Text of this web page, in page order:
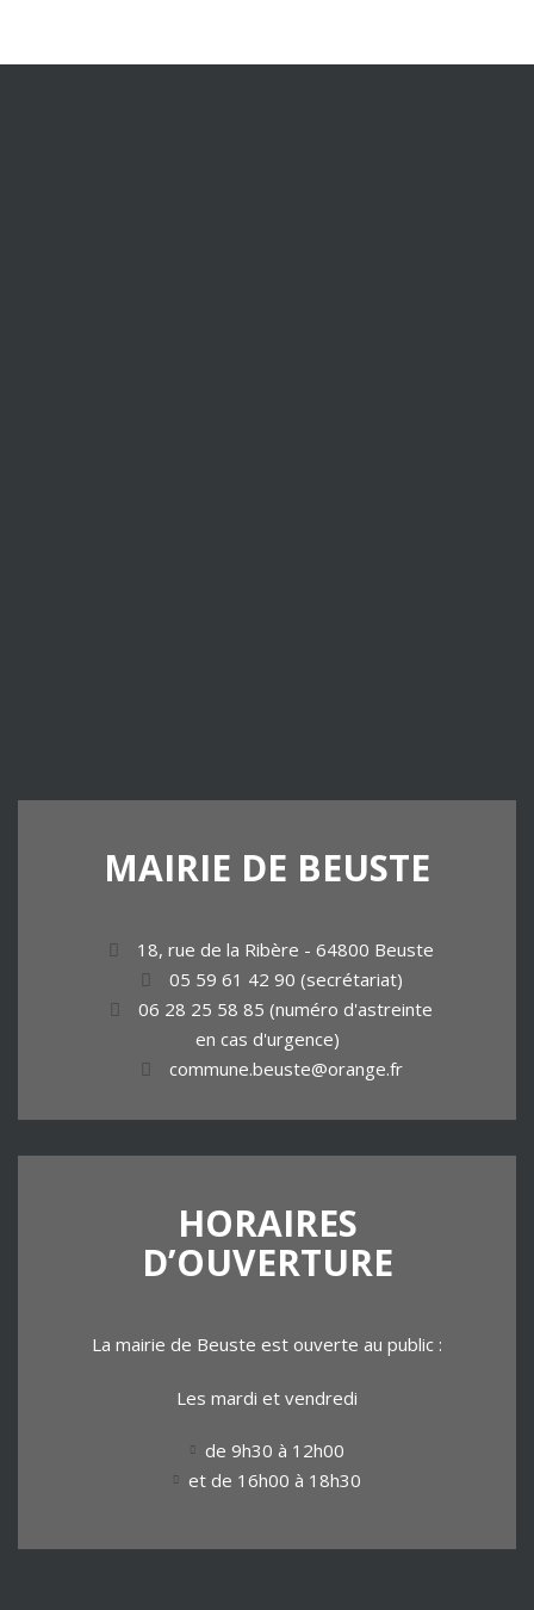
MAIRIE DE BEUSTE
18, rue de la Ribère - 64800 Beuste
05 59 61 42 90 (secrétariat)
06 28 25 58 85 (numéro d'astreinte
en cas d'urgence)
commune.beuste@orange.fr
HORAIRES
D’OUVERTURE
La mairie de Beuste est ouverte au public :
Les mardi et vendredi
de 9h30 à 12h00
et de 16h00 à 18h30